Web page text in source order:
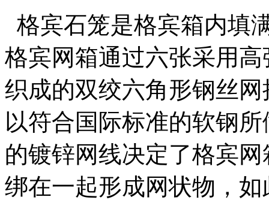
格宾石笼是格宾箱内填
格宾网箱通过六张采用
织成的双绞六角形钢丝
以符合国际标准的软钢
的镀锌网线决定了格宾
绑在一起形成网状物，